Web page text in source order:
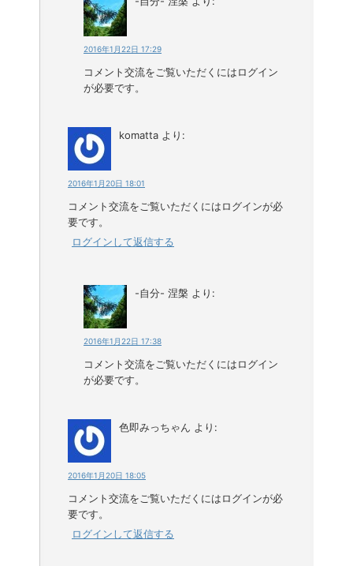
2016年1月22日 17:29
コメント交流をご覧いただくにはログイン
が必要です。
komatta より:
2016年1月20日 18:01
コメント交流をご覧いただくにはログインが必
要です。
ログインして返信する
-自分- 涅槃 より:
2016年1月22日 17:38
コメント交流をご覧いただくにはログイン
が必要です。
色即みっちゃん より:
2016年1月20日 18:05
コメント交流をご覧いただくにはログインが必
要です。
ログインして返信する